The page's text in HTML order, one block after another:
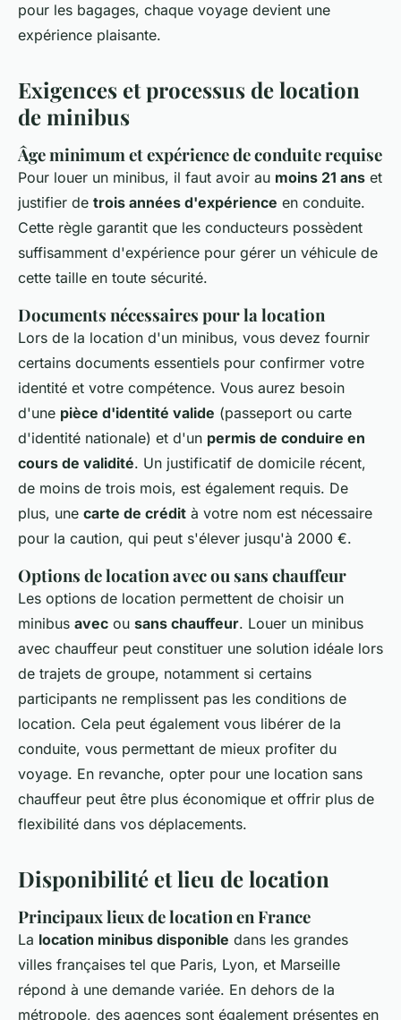
pour les bagages, chaque voyage devient une
expérience plaisante.
Exigences et processus de location
de minibus
Âge minimum et expérience de conduite requise
Pour louer un minibus, il faut avoir au moins 21 ans et
justifier de trois années d'expérience en conduite.
Cette règle garantit que les conducteurs possèdent
suffisamment d'expérience pour gérer un véhicule de
cette taille en toute sécurité.
Documents nécessaires pour la location
Lors de la location d'un minibus, vous devez fournir
certains documents essentiels pour confirmer votre
identité et votre compétence. Vous aurez besoin
d'une pièce d'identité valide (passeport ou carte
d'identité nationale) et d'un permis de conduire en
cours de validité. Un justificatif de domicile récent,
de moins de trois mois, est également requis. De
plus, une carte de crédit à votre nom est nécessaire
pour la caution, qui peut s'élever jusqu'à 2000 €.
Options de location avec ou sans chauffeur
Les options de location permettent de choisir un
minibus avec ou sans chauffeur. Louer un minibus
avec chauffeur peut constituer une solution idéale lors
de trajets de groupe, notamment si certains
participants ne remplissent pas les conditions de
location. Cela peut également vous libérer de la
conduite, vous permettant de mieux profiter du
voyage. En revanche, opter pour une location sans
chauffeur peut être plus économique et offrir plus de
flexibilité dans vos déplacements.
Disponibilité et lieu de location
Principaux lieux de location en France
La location minibus disponible dans les grandes
villes françaises tel que Paris, Lyon, et Marseille
répond à une demande variée. En dehors de la
métropole, des agences sont également présentes en